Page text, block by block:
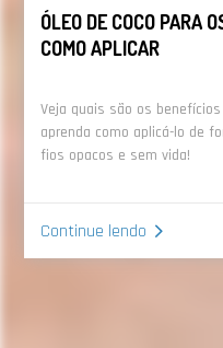
ÓLEO DE COCO PARA
COMO APLICAR
Veja quais são os
aprenda como aplicá-lo de
fios opacos e sem vida!
Continue lendo